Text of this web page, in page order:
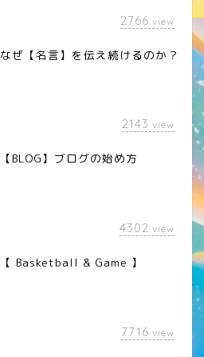
2766 view
なぜ【名言】を伝え続けるのか？
2143 view
【BLOG】ブログの始め方
4302 view
【 Basketball & Game 】
7716 view
カメラレンズ